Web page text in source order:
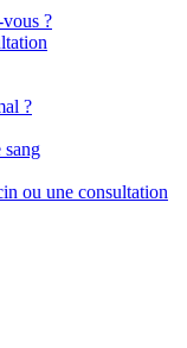
?
?
sang
ou une consultation